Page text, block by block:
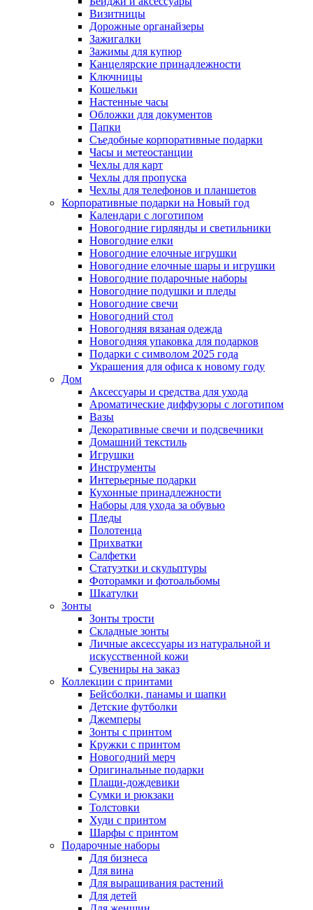
Визитницы
Дорожные органайзеры
Зажигалки
Зажимы для купюр
Канцелярские принадлежности
Ключницы
Кошельки
Настенные часы
Обложки для документов
Папки
Съедобные корпоративные подарки
Часы и метеостанции
Чехлы для карт
Чехлы для пропуска
Чехлы для телефонов и планшетов
Корпоративные подарки на Новый год
Календари с логотипом
Новогодние гирлянды и светильники
Новогодние елки
Новогодние елочные игрушки
Новогодние елочные шары и игрушки
Новогодние подарочные наборы
Новогодние подушки и пледы
Новогодние свечи
Новогодний стол
Новогодняя вязаная одежда
Новогодняя упаковка для подарков
Подарки с символом 2025 года
Украшения для офиса к новому году
Дом
Аксессуары и средства для ухода
Ароматические диффузоры с логотипом
Вазы
Декоративные свечи и подсвечники
Домашний текстиль
Игрушки
Инструменты
Интерьерные подарки
Кухонные принадлежности
Наборы для ухода за обувью
Пледы
Полотенца
Прихватки
Салфетки
Статуэтки и скульптуры
Фоторамки и фотоальбомы
Шкатулки
Зонты
Зонты трости
Складные зонты
Личные аксессуары из натуральной и
искусственной кожи
Сувениры на заказ
Коллекции с принтами
Бейсболки, панамы и шапки
Детские футболки
Джемперы
Зонты с принтом
Кружки с принтом
Новогодний мерч
Оригинальные подарки
Плащи-дождевики
Сумки и рюкзаки
Толстовки
Худи с принтом
Шарфы с принтом
Подарочные наборы
Для бизнеса
Для вина
Для выращивания растений
Для детей